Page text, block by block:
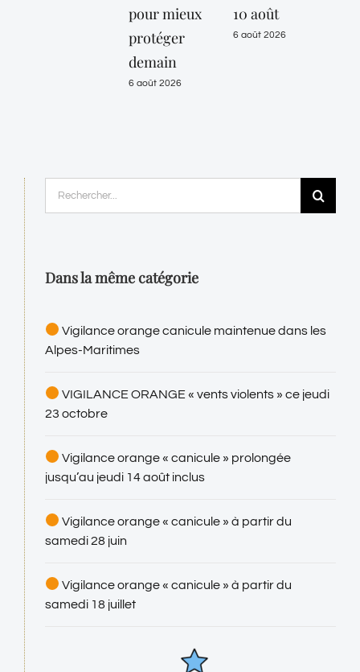
pour mieux
protéger
demain
6 août 2026
10 août
6 août 2026
Dans la même catégorie
Vigilance orange canicule maintenue dans les
Alpes-Maritimes
VIGILANCE ORANGE « vents violents » ce jeudi
23 octobre
Vigilance orange « canicule » prolongée
jusqu’au jeudi 14 août inclus
Vigilance orange « canicule » à partir du
samedi 28 juin
Vigilance orange « canicule » à partir du
samedi 18 juillet